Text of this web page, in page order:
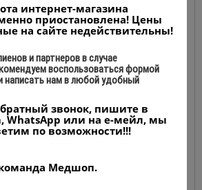
Full HD
SY-GW900C-D
Shiyin Photoelectric Instrument Co.,
эндоскопов – лапароскопов,
интернет-магазина
приостановлена! Цены
на сайте недействительны!
и партнеров в случае
воспользоваться формой
написать нам в любой удобный
звонок, пишите в
WhatsApp или на е-мейл, мы
по возможности!!!
Медшоп.